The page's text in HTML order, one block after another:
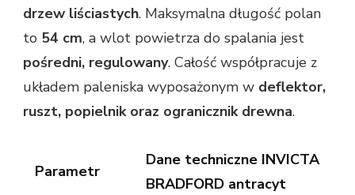
drzew liściastych. Maksymalna długość polan
to 54 cm, a wlot powietrza do spalania jest
pośredni, regulowany. Całość współpracuje z
układem paleniska wyposażonym w deflektor,
ruszt, popielnik oraz ogranicznik drewna.
Parametr
Dane techniczne INVICTA
BRADFORD antracyt